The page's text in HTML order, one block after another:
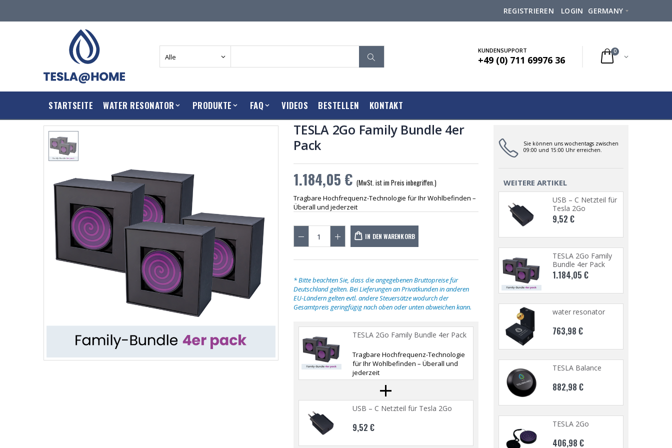
REGISTRIEREN LOGIN GERMANY
KUNDENSUPPORT
+49 (0) 711 69976 36
0
STARTSEITE WATER RESONATOR PRODUKTE FAQ VIDEOS BESTELLEN KONTAKT
TESLA 2Go Family Bundle 4er
Pack
1.184,05 € (MwSt. ist im Preis inbegriffen.)
Tragbare Hochfrequenz-Technologie für Ihr Wohlbefinden –
Überall und jederzeit
IN DEN WARENKORB
* Bitte beachten Sie, dass die angegebenen Bruttopreise für
Deutschland gelten. Bei Lieferungen an Privatkunden in anderen
EU-Ländern gelten evtl. andere Steuersätze wodurch der
Gesamtpreis geringfügig nach oben oder unten abweichen kann.
TESLA 2Go Family Bundle 4er Pack
Tragbare Hochfrequenz-Technologie
für Ihr Wohlbefinden – Überall und
jederzeit
+
USB – C Netzteil für Tesla 2Go
9,52 €
Sie können uns wochentags zwischen
09:00 und 15:00 Uhr erreichen.
WEITERE ARTIKEL
USB – C Netzteil für
Tesla 2Go
1.184,05 €
water resonator
763,98 €
TESLA Balance
TESLA 2Go
406,98 €
USB – C Netzteil für
1.184,05 €
water resonator
763,98 €
TESLA Balance
406,98 €
USB – C Netzteil für
Tesla 2Go
9,52 €
TESLA 2Go Family
Bundle 4er Pack
1.184,05 €
water resonator
763,98 €
TESLA Balance
882,98 €
TESLA 2Go
406,98 €